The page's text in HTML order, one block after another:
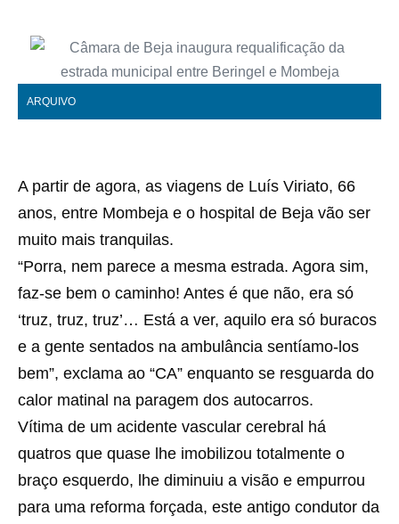
ARQUIVO
A partir de agora, as viagens de Luís Viriato, 66
anos, entre Mombeja e o hospital de Beja vão ser
muito mais tranquilas.
“Porra, nem parece a mesma estrada. Agora sim,
faz-se bem o caminho! Antes é que não, era só
‘truz, truz, truz’… Está a ver, aquilo era só buracos
e a gente sentados na ambulância sentíamo-los
bem”, exclama ao “CA” enquanto se resguarda do
calor matinal na paragem dos autocarros.
Vítima de um acidente vascular cerebral há
quatros que quase lhe imobilizou totalmente o
braço esquerdo, lhe diminuiu a visão e empurrou
para uma reforma forçada, este antigo condutor da